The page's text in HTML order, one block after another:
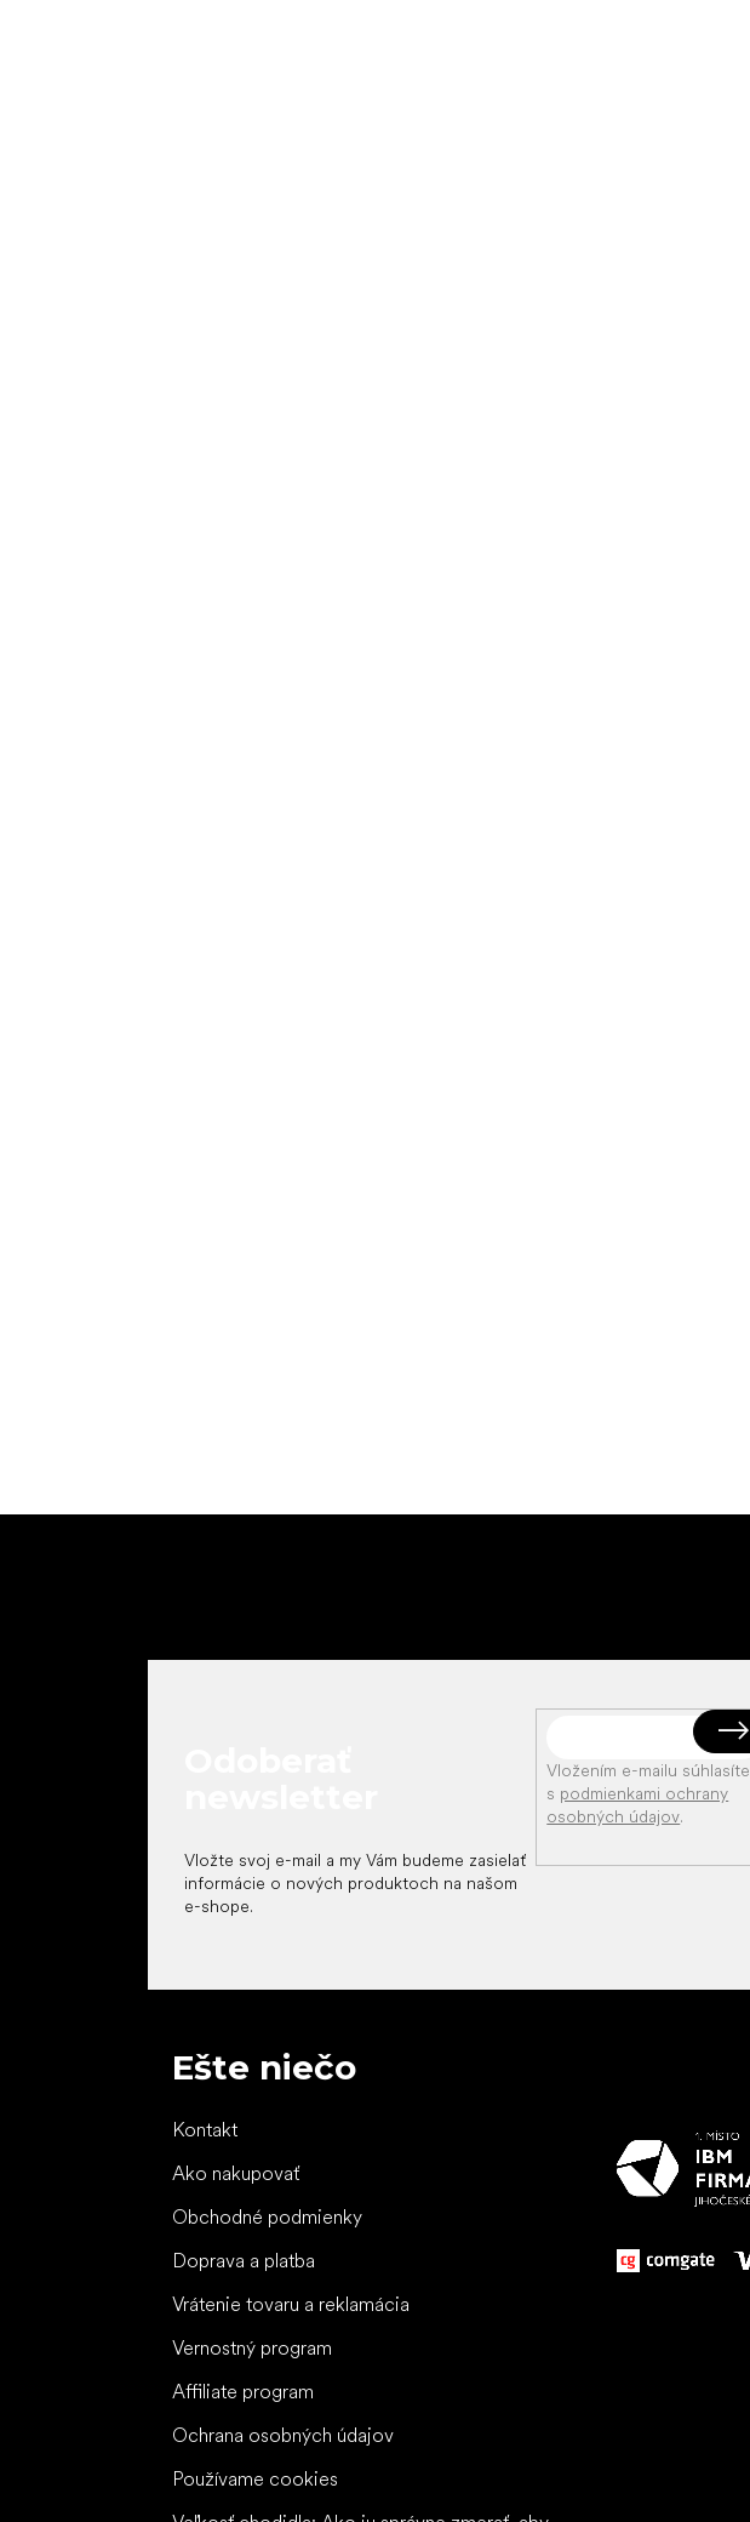
Vložte svoj e-mail a my Vám budeme zasielať
informácie o nových produktoch na našom
e-shope.
Vložením e-mailu súhlasíte
s podmienkami ochrany
osobných údajov.
Ešte niečo
Kontakt
Ako nakupovať
Obchodné podmienky
Doprava a platba
Vrátenie tovaru a reklamácia
Vernostný program
Affiliate program
Ochrana osobných údajov
Používame cookies